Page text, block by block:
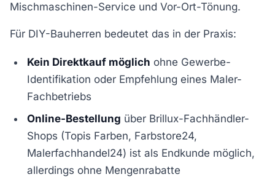
Mischmaschinen-Service und Vor-Ort-Tönung.
Für DIY-Bauherren bedeutet das in der Praxis:
Kein Direktkauf möglich ohne Gewerbe-
Identifikation oder Empfehlung eines Maler-
Fachbetriebs
Online-Bestellung über Brillux-Fachhändler-
Shops (Topis Farben, Farbstore24,
Malerfachhandel24) ist als Endkunde möglich,
allerdings ohne Mengenrabatte